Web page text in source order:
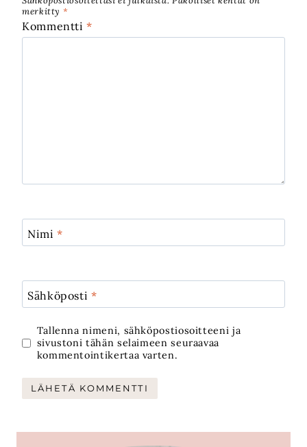
merkitty *
Kommentti*
Nimi*
Sähköposti*
Tallenna nimeni, sähköpostiosoitteeni ja
sivustoni tähän selaimeen seuraavaa
kommentointikertaa varten.